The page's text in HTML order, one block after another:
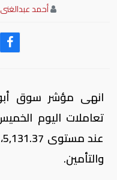
أحمد عبدالغنى
انهى مؤشر سوق أبو
والتأمين.